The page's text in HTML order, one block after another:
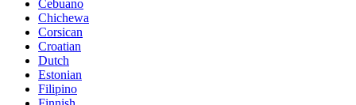
Cebuano
Chichewa
Corsican
Croatian
Dutch
Estonian
Filipino